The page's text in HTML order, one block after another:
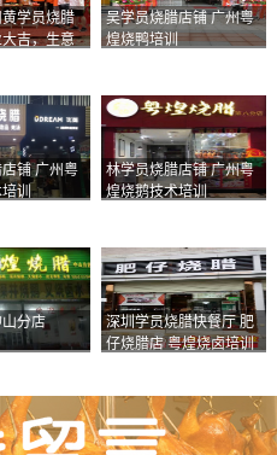
学员烧腊
吉，生意
吴学员烧腊店铺 广州粤
煌烧鸭培训
铺 广州粤
训
林学员烧腊店铺 广州粤
煌烧鹅技术培训
分店
深圳学员烧腊快餐厅 肥
仔烧腊店 粤煌烧卤培训